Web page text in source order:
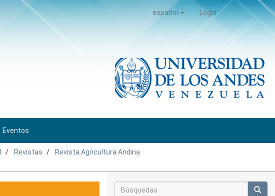
español Login
Eventos
Revistas
Revista Agricultura Andina